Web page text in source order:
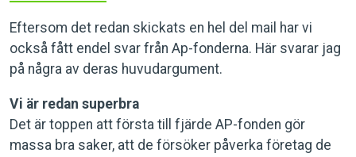
Eftersom det redan skickats en hel del mail har vi
också fått endel svar från Ap-fonderna. Här svarar jag
på några av deras huvudargument.
Vi är redan superbra
Det är toppen att första till fjärde AP-fonden gör
massa bra saker, att de försöker påverka företag de